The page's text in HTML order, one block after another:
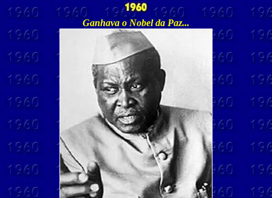
Ganhava o Nobel da Paz...